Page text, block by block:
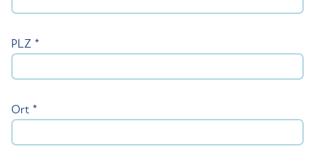
PLZ *
Ort *